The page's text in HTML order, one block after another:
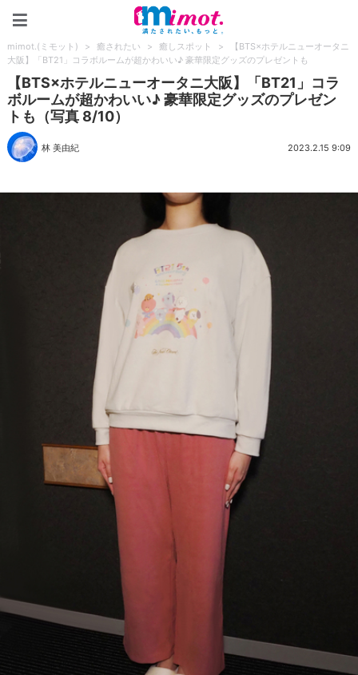
mimot.(ミモット) > 癒されたい > 癒しスポット >
【BTS×ホテルニューオータニ
大阪】「BT21」コラボルームが超かわいい♪ 豪華限定グッズのプレゼントも
【BTS×ホテルニューオータニ大阪】「BT21」コラ
ボルームが超かわいい♪ 豪華限定グッズのプレゼン
トも（写真 8/10）
林 美由紀 2023.2.15 9:09